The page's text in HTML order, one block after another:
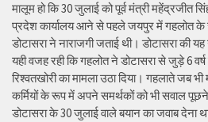
मालूम हो कि 30 जुलाई को पूर्व मंत्री महेंद्रजीत
प्रदेश कार्यालय आने से पहले जयपुर में गहलोत के
डोटासरा ने नाराजगी जताई थी। डोटासरा की
यही वजह रही कि गहलोत ने डोटासरा से जुड़े 6
रिश्वतखोरी का मामला उठा दिया। गहलाते जब
कर्मियों के रूप में अपने समर्थकों को भी सवाल
डोटासरा के 30 जुलाई वाले बयान का जवाब देना